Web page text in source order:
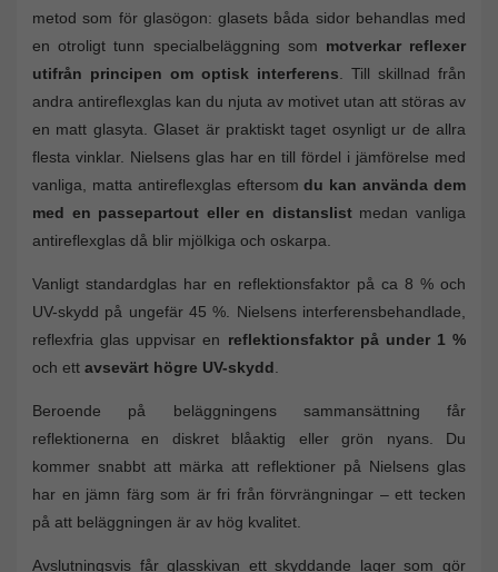
metod som för glasögon: glasets båda sidor behandlas med
en otroligt tunn specialbeläggning som motverkar reflexer
utifrån principen om optisk interferens . Till skillnad från
andra antireflexglas kan du njuta av motivet utan att störas av
en matt glasyta. Glaset är praktiskt taget osynligt ur de allra
flesta vinklar. Nielsens glas har en till fördel i jämförelse med
vanliga, matta antireflexglas eftersomdu kan använda dem
med en passepartout eller en distanslistmedan vanliga
antireflexglas då blir mjölkiga och oskarpa.
Vanligt standardglas har en reflektionsfaktor på ca 8 % och
UV-skydd på ungefär 45 %. Nielsens interferensbehandlade,
reflexfria glas uppvisar en reflektionsfaktor på under 1 %
och ett avsevärt högre UV-skydd
Beroende på beläggningens sammansättning får
reflektionerna en diskret blåaktig eller grön nyans. Du
kommer snabbt att märka att reflektioner på Nielsens glas
har en jämn färg som är fri från förvrängningar – ett tecken
på att beläggningen är av hög kvalitet.
Avslutningsvis får glasskivan ett skyddande lager som gör